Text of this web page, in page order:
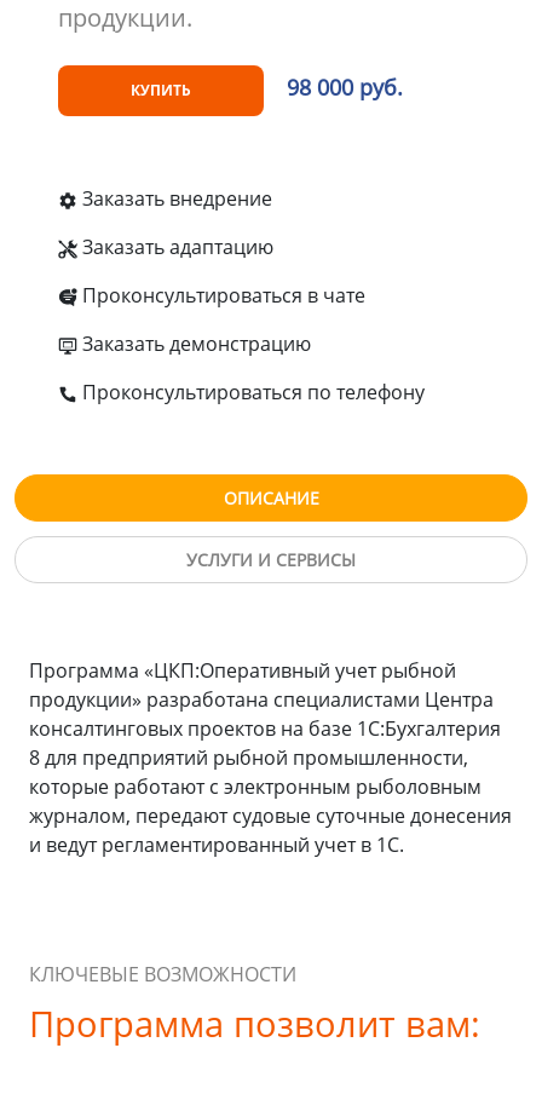
продукции.
КУПИТЬ 98 000 руб.
Заказать внедрение
Заказать адаптацию
Проконсультироваться в чате
Заказать демонстрацию
Проконсультироваться по телефону
ОПИСАНИЕ
УСЛУГИ И СЕРВИСЫ
Программа «ЦКП:Оперативный учет рыбной
продукции» разработана специалистами Центра
консалтинговых проектов на базе 1С:Бухгалтерия
8 для предприятий рыбной промышленности,
которые работают с электронным рыболовным
журналом, передают судовые суточные донесения
и ведут регламентированный учет в 1С.
КЛЮЧЕВЫЕ ВОЗМОЖНОСТИ
Программа позволит вам: